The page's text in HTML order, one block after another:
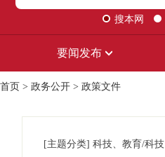
搜本网
要闻发布
首页 > 政务公开 > 政策文件
[主题分类] 科技、教育/科技